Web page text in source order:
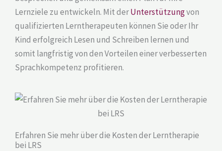
Lernziele zu entwickeln. Mit derUnterstützungvon
qualifizierten Lerntherapeuten können Sie oder Ihr
Kind erfolgreich Lesen und Schreiben lernen und
somit langfristig von den Vorteilen einer verbesserten
Sprachkompetenz profitieren.
Erfahren Sie mehr über die Kosten der Lerntherapie
bei LRS